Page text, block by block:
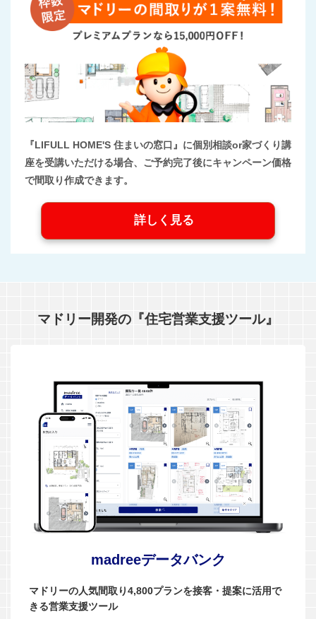
『LIFULL HOME'S 住まいの窓口』に個別相談or家づくり講
座を受講いただける場合、ご予約完了後にキャンペーン価格
で間取り作成できます。
詳しく見る
マドリー開発の『住宅営業支援ツール』
madreeデータバンク
マドリーの人気間取り4,800プランを接客・提案に活用で
きる営業支援ツール